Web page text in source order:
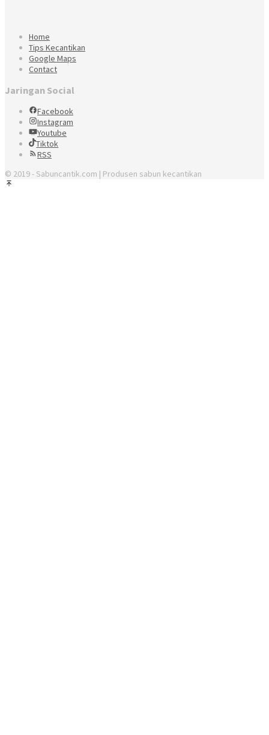
Home
Tips Kecantikan
Google Maps
Contact
Jaringan Social
Facebook
Instagram
Youtube
Tiktok
RSS
© 2019 - Sabuncantik.com | Produsen sabun kecantikan